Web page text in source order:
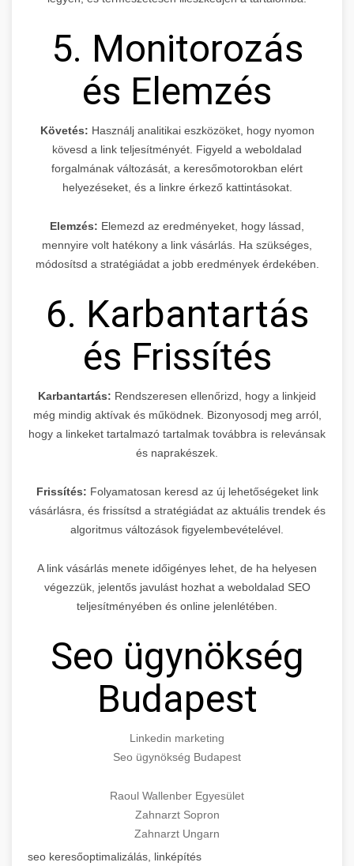
5. Monitorozás
és Elemzés
Követés: Használj analitikai eszközöket, hogy nyomon
kövesd a link teljesítményét. Figyeld a weboldalad
forgalmának változását, a keresőmotorokban elért
helyezéseket, és a linkre érkező kattintásokat.
Elemzés: Elemezd az eredményeket, hogy lássad,
mennyire volt hatékony a link vásárlás. Ha szükséges,
módosítsd a stratégiádat a jobb eredmények érdekében.
6. Karbantartás
és Frissítés
Karbantartás: Rendszeresen ellenőrizd, hogy a linkjeid
még mindig aktívak és működnek. Bizonyosodj meg arról,
hogy a linkeket tartalmazó tartalmak továbbra is relevánsak
és naprakészek.
Frissítés: Folyamatosan keresd az új lehetőségeket link
vásárlásra, és frissítsd a stratégiádat az aktuális trendek és
algoritmus változások figyelembevételével.
A link vásárlás menete időigényes lehet, de ha helyesen
végezzük, jelentős javulást hozhat a weboldalad SEO
teljesítményében és online jelenlétében.
Seo ügynökség
Budapest
Linkedin marketing
Seo ügynökség Budapest
Raoul Wallenber Egyesület
Zahnarzt Sopron
Zahnarzt Ungarn
seo keresőoptimalizálás, linképítés